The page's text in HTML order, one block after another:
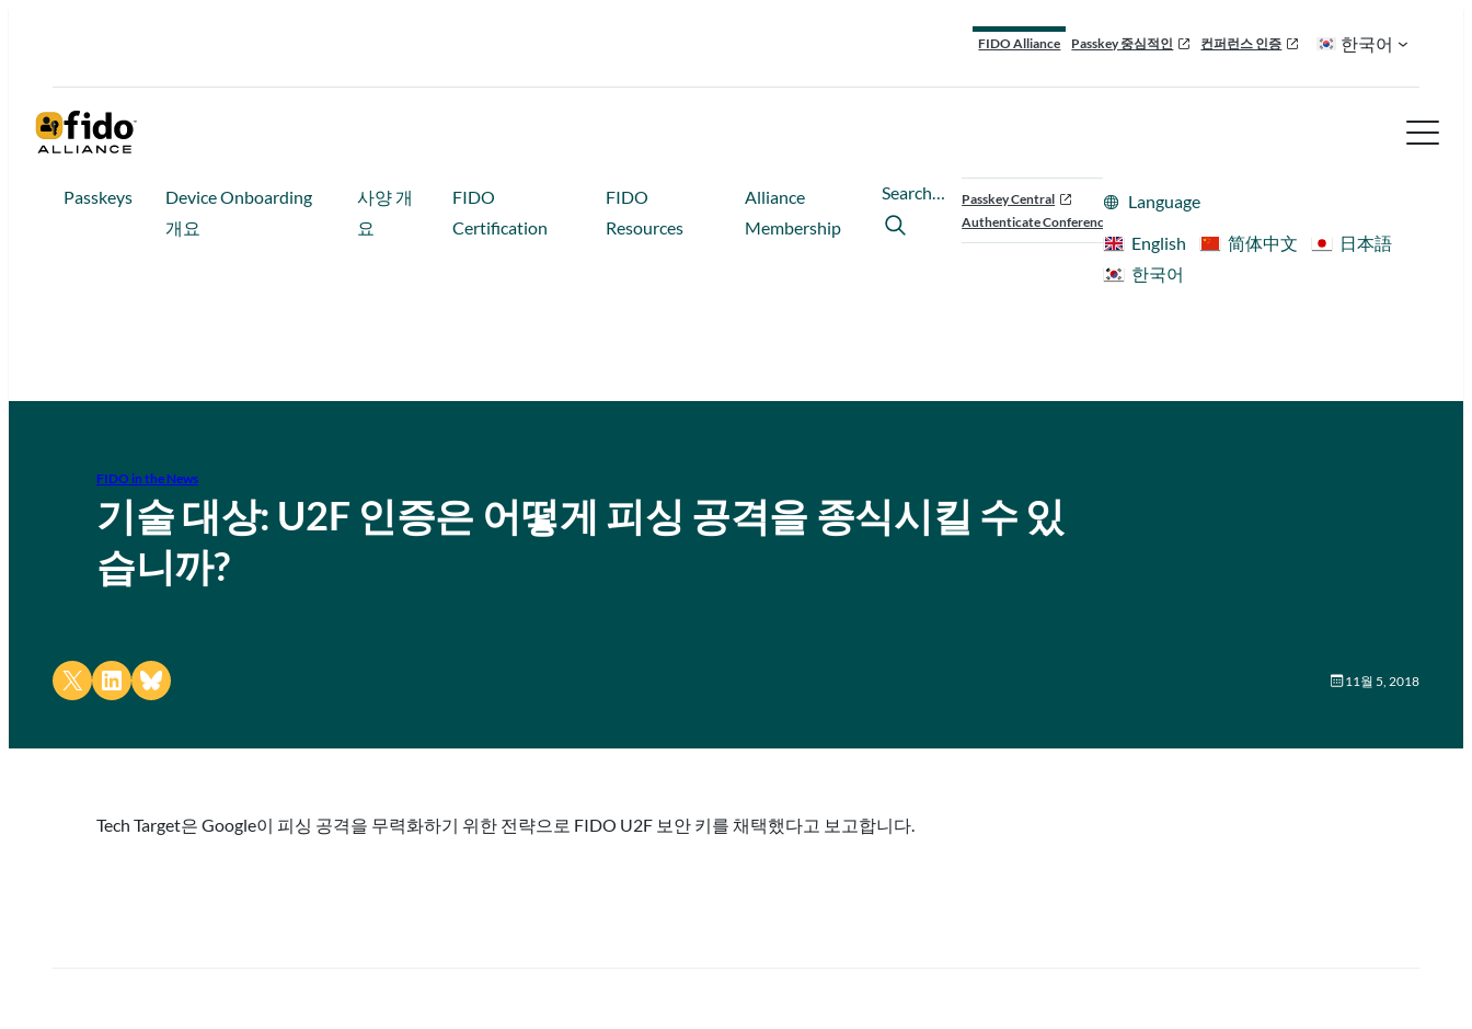
FIDO Alliance Passkey 중심적인 컨퍼런스 인증 한국어
Passkeys
Device Onboarding
개요
사양 개
요
FIDO
Certification
FIDO
Resources
Alliance
Membership
Search…
Passkey Central
Authenticate Conference
Language
English
简体中文
日本語
한국어
FIDO in the News
기술 대상: U2F 인증은 어떻게 피싱 공격을 종식시킬 수 있
습니까?
Share on X Share on LinkedIn
Share on Bluesky 11월 5, 2018
Tech Target은 Google이 피싱 공격을 무력화하기 위한 전략으로 FIDO U2F 보안 키를 채택했다고 보고합니다.